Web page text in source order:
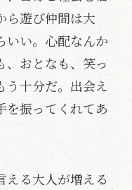
ら遊び仲間は大
いい。心配なんか
、おとなも、笑っ
う十分だ。出会え
を振ってくれてあ
える大人が増える